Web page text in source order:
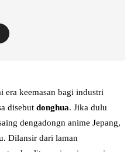
era keemasan bagi industri
disebut donghua. Jika dulu
dengadongn anime Jepang,
Dilansir dari laman